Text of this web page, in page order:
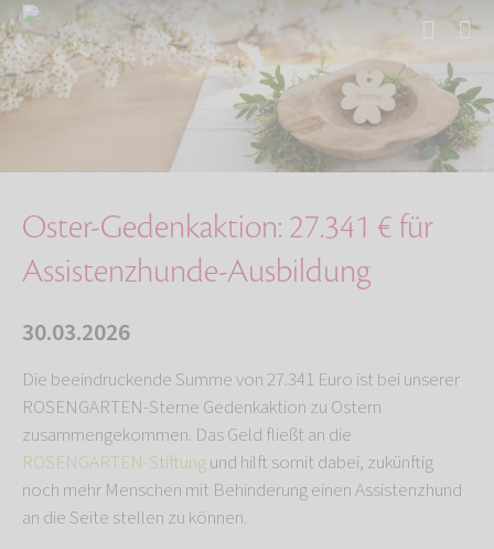
Start Über uns
Aktuelles
Oster-Gedenkaktion: 27.341 € für Assistenzhun…
Oster-Gedenkaktion: 27.341 € für
Assistenzhunde-Ausbildung
30.03.2026
Die beeindruckende Summe von 27.341 Euro ist bei unserer
ROSENGARTEN-Sterne Gedenkaktion zu Ostern
zusammengekommen. Das Geld fließt an die
ROSENGARTEN-Stiftungund hilft somit dabei, zukünftig
noch mehr Menschen mit Behinderung einen Assistenzhund
an die Seite stellen zu können.